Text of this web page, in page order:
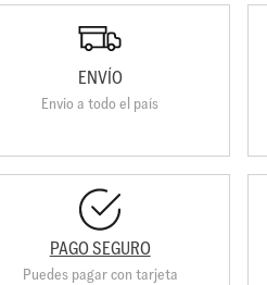
ENVÍO
Envio a todo el país
PAGO SEGURO
Puedes pagar con tarjeta